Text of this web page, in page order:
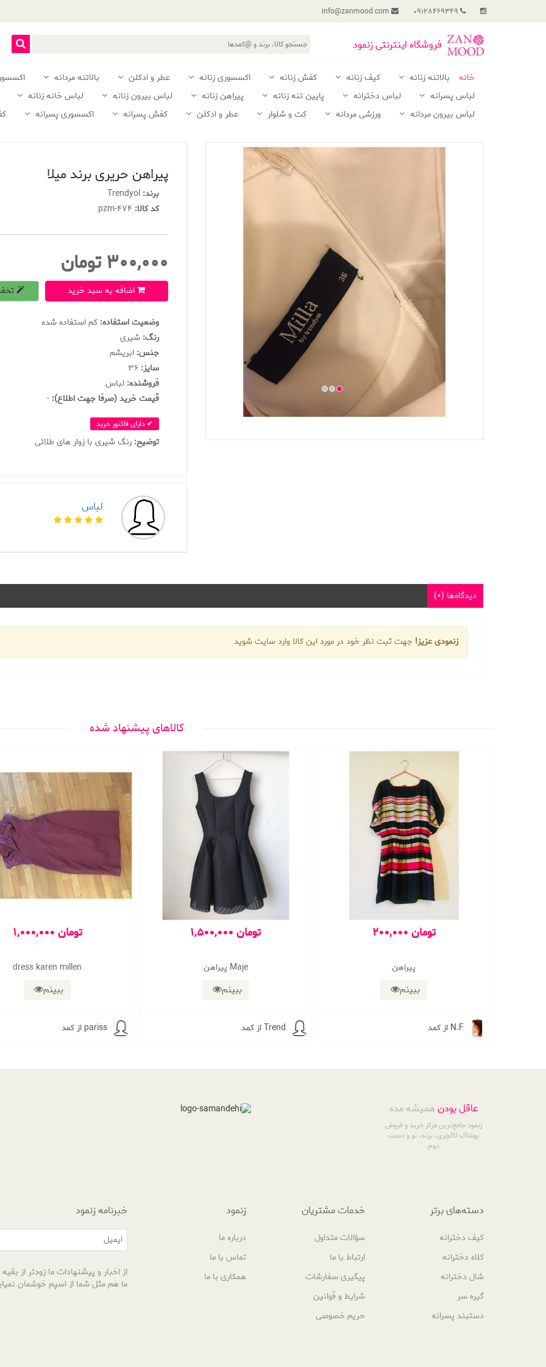
فروشگاه اینترنتی زنمود
خانه بالاتنه زنانه کیف زنانه کفش زنانه اکسسوری زنانه عطر و ادکلن بالاتنه مردانه
لباس پسرانه
لباس دخترانه پایین تنه زنانه پیراهن زنانه لباس بیرون زنانه لباس خانه زنانه
لباس بیرون مردانه
ورزشی مردانه کت و شلوار عطر و ادکلن کفش پسرانه اکسسوری پسرانه
پیراهن حریری برند میلا
برند: Trendyol
کد کالا:
300,000 تومان
اضافه به سبد خرید
وضعیت استفاده: کم استفاده شده
رنگ:شیری
جنس:ابریشم
سايز: 36
فروشنده: لباس
قیمت خرید (صرفا جهت اطلاع):-
✔ دارای فاکتور خرید
توضیح:رنگ شیری با زوار های طلائی
لباس
دیدگاه‌ها (0)
زنمودی عزیز! جهت ثبت نظر خود در مورد این کالا وارد سایت شوید
کالاهای پیشنهاد شده
200,000 تومان
پيراهن
ببینم
از کمد N.F
1,500,000 تومان
پیراهن Maje
ببینم
از کمد Trend
1,000,000 تومان
dress karen millen
ببینم
از کمد pariss
عاقل بودنهمیشه مده
زنمود جامع‌ترین مرکز خرید و فروش
پوشاک لاکچری، برند، نو و دست
دوم
دسته‌های برتر
کیف دخترانه
کلاه دخترانه
شال دخترانه
گیره سر
دستبند پسرانه
خدمات مشتریان
سؤالات متداول
ارتباط با ما
پیگیری سفارشات
شرایط و قوانین
حریم خصوصی
زنمود
درباره ما
تماس با ما
همکاری با ما
خبرنامه زنمود
از اخبار و پیشنهادات ما زودتر از
ما هم مثل شما از اسپم خوشمان